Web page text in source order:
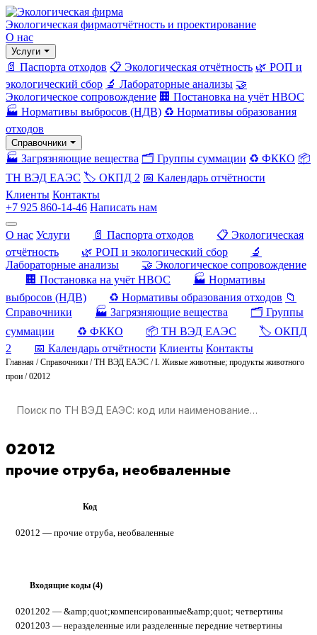
Экологическая фирмаотчётность и проектирование
О нас
Услуги
📄 Паспорта отходов 📋 Экологическая отчётность 🌿 РОП и
экологический сбор 🔬 Лабораторные анализы 🤝
Экологическое сопровождение 🏢 Постановка на учёт НВОС
🏭 Нормативы выбросов (НДВ) ♻️ Нормативы образования
отходов
Справочники
🏭 Загрязняющие вещества 🗂️ Группы суммации ♻️ ФККО 📦
ТН ВЭД ЕАЭС 🏷️ ОКПД 2 📅 Календарь отчётности
Клиенты Контакты
+7 925 860-14-46 Написать нам
О нас Услуги 📄 Паспорта отходов
📋 Экологическая
отчётность
🌿 РОП и экологический сбор
🔬
Лабораторные анализы
🤝 Экологическое сопровождение
🏢 Постановка на учёт НВОС
🏭 Нормативы
выбросов (НДВ)
♻️ Нормативы образования отходов 📁
Справочники
🏭 Загрязняющие вещества
🗂️ Группы
суммации
♻️ ФККО 📦 ТН ВЭД ЕАЭС
🏷️ ОКПД
2
📅 Календарь отчётности Клиенты Контакты
Главная /Справочники /ТН ВЭД ЕАЭС /I. Живые животные; продукты животного
прои /02012
02012
прочие отруба, необваленные
Код
02012 — прочие отруба, необваленные
Входящие коды (4)
0201202 — &amp;quot;компенсированные&amp;quot; четвертины
0201203 — неразделенные или разделенные передние четвертины